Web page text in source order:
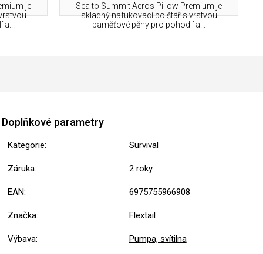
je
Sea to Summit Aeros Pillow Premium je
skladný nafukovací polštář s vrstvou
paměťové pěny pro pohodlí a...
Doplňkové parametry
Kategorie: Survival
Záruka: 2 roky
EAN: 6975755966908
Značka: Flextail
Výbava: Pumpa, svítilna